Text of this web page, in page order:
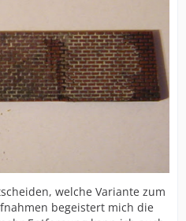
welche Variante zum
begeistert mich die